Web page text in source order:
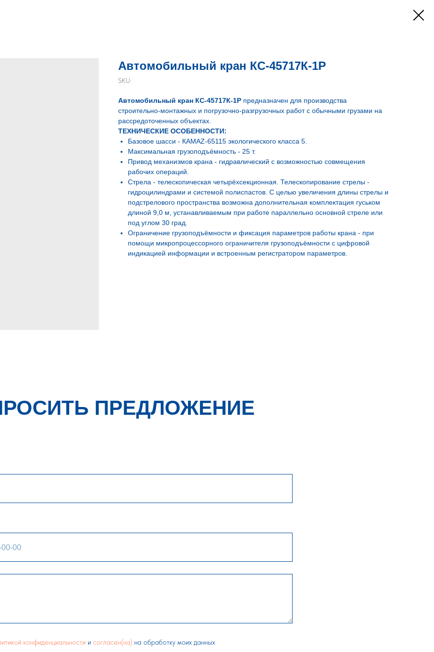
Автомобильный кран КС-45717К-1Р
SKU:
Автомобильный кран КС-45717К-1Р предназначен для производства
строительно-монтажных и погрузочно-разгрузочных работ с обычными грузами на
рассредоточенных объектах.
ТЕХНИЧЕСКИЕ ОСОБЕННОСТИ:
Базовое шасси - КАМАZ-65115 экологического класса 5.
Максимальная грузоподъёмность - 25 т.
Привод механизмов крана - гидравлический с возможностью совмещения
рабочих операций.
Стрела - телескопическая четырёхсекционная. Телескопирование стрелы -
гидроцилиндрами и системой полиспастов. С целью увеличения длины стрелы и
подстрелового пространства возможна дополнительная комплектация гуськом
длиной 9,0 м, устанавливаемым при работе параллельно основной стреле или
под углом 30 град.
Ограничение грузоподъёмности и фиксация параметров работы крана - при
помощи микропроцессорного ограничителя грузоподъёмности с цифровой
индикацией информации и встроенным регистратором параметров.
ПРЕДЛОЖЕНИЕ
конфиденциальности и согласен(на) на обработку моих данных